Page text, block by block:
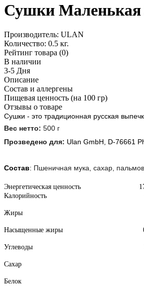
Сушки Маленькая
Производитель: ULAN
Количество: 0.5 кг.
Рейтинг товара (0)
В наличии
3-5 Дня
Описание
Состав и аллергены
Пищевая ценность (на 100 гр)
Отзывы о товаре
Сушки - это традиционная русская
Вес нетто: 500 г
Прозведено для: Ulan GmbH, D-76661
Состав: Пшеничная мука, сахар,
Энергетическая ценность
Калорийность 404
Жиры 7,6
Насыщенные жиры
Углеводы 75
Сахар 15
Белок 9,0